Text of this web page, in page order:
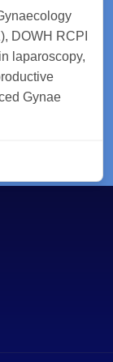
DOWH RCPI
laparoscopy,
Gynae